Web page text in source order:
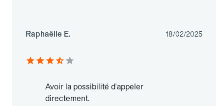
Raphaëlle E. 18/02/2025
Avoir la possibilité d'appeler
directement.